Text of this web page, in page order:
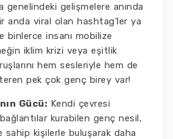
genelindeki gelişmelere anında
anda viral olan hashtag’ler ya
binlerce insanı mobilize
iklim krizi veya eşitlik
hem sesleriyle hem de
pek çok genç birey var!
Gücü: Kendi çevresi
kurabilen genç nesil,
sahip kişilerle buluşarak daha